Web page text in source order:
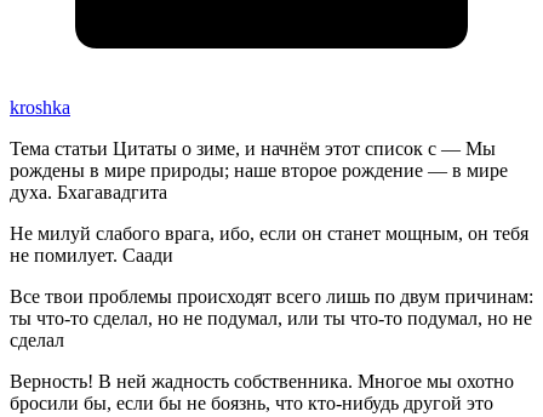
kroshka
Тема статьи Цитаты о зиме, и начнём этот список с — Мы
рождены в мире природы; наше второе рождение — в мире
духа. Бхагавадгита
Не милуй слабого врага, ибо, если он станет мощным, он тебя
не помилует. Саади
Все твои проблемы происходят всего лишь по двум причинам:
ты что-то сделал, но не подумал, или ты что-то подумал, но не
сделал
Верность! В ней жадность собственника. Многое мы охотно
бросили бы, если бы не боязнь, что кто-нибудь другой это